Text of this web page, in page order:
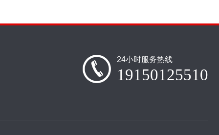
24小时服务热线
19150125510